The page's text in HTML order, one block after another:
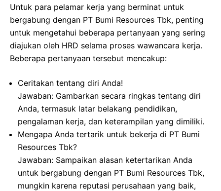
Untuk para pelamar kerja yang berminat untuk
bergabung dengan PT Bumi Resources Tbk, penting
untuk mengetahui beberapa pertanyaan yang sering
diajukan oleh HRD selama proses wawancara kerja.
Beberapa pertanyaan tersebut mencakup:
Ceritakan tentang diri Anda!
Jawaban: Gambarkan secara ringkas tentang diri
Anda, termasuk latar belakang pendidikan,
pengalaman kerja, dan keterampilan yang dimiliki.
Mengapa Anda tertarik untuk bekerja di PT Bumi
Resources Tbk?
Jawaban: Sampaikan alasan ketertarikan Anda
untuk bergabung dengan PT Bumi Resources Tbk,
mungkin karena reputasi perusahaan yang baik,